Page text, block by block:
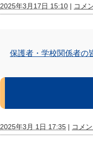
2025年3月17日 15:10 | コメ
保護者・学校関係者の
2025年3月 1日 17:35 | コメ